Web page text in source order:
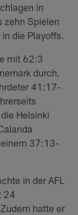
in
zehn Spielen
die Playoffs.
mit 62:3
durch.
41:17-
Helsinki
37:13-
in der AFL
24
hatte er